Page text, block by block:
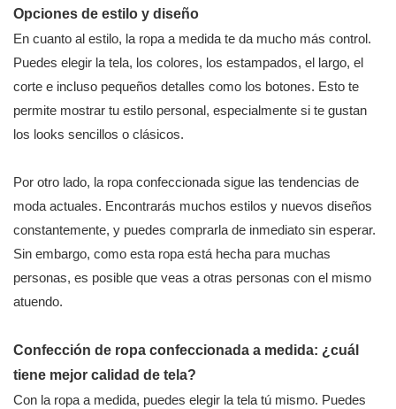
Opciones de estilo y diseño
En cuanto al estilo, la ropa a medida te da mucho más control.
Puedes elegir la tela, los colores, los estampados, el largo, el
corte e incluso pequeños detalles como los botones. Esto te
permite mostrar tu estilo personal, especialmente si te gustan
los looks sencillos o clásicos.
Por otro lado, la ropa confeccionada sigue las tendencias de
moda actuales. Encontrarás muchos estilos y nuevos diseños
constantemente, y puedes comprarla de inmediato sin esperar.
Sin embargo, como esta ropa está hecha para muchas
personas, es posible que veas a otras personas con el mismo
atuendo.
Confección de ropa confeccionada a medida: ¿cuál
tiene mejor calidad de tela?
Con la ropa a medida, puedes elegir la tela tú mismo. Puedes